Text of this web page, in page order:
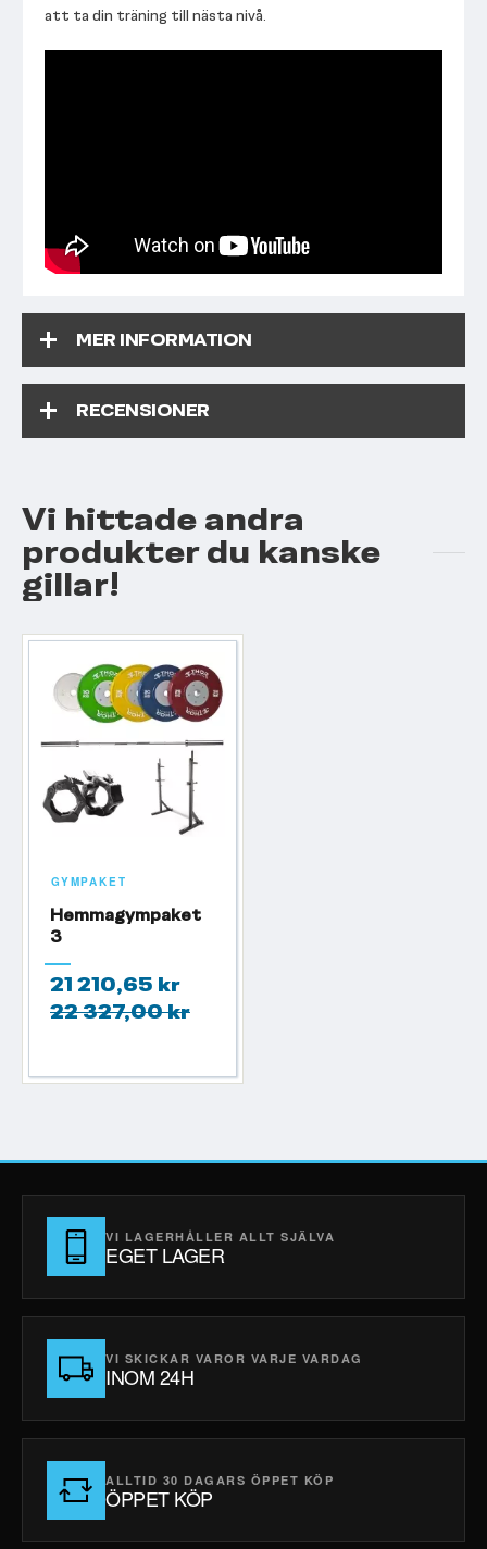
att ta din träning till nästa nivå.
MER INFORMATION
RECENSIONER
Vi hittade andra
produkter du kanske
gillar!
GYMPAKET
Hemmagympaket
3
21 210,65 kr
22 327,00 kr
VI LAGERHÅLLER ALLT SJÄLVA
EGET LAGER
VI SKICKAR VAROR VARJE VARDAG
INOM 24H
ALLTID 30 DAGARS ÖPPET KÖP
ÖPPET KÖP